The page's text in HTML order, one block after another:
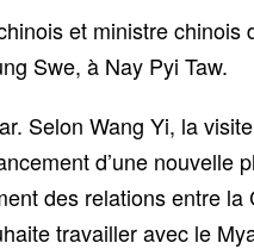
et ministre chinois
Swe, à Nay Pyi Taw.
Selon Wang Yi, la
d’une nouvelle
des relations entre la
travailler avec le